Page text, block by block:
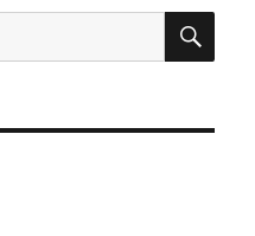
搜